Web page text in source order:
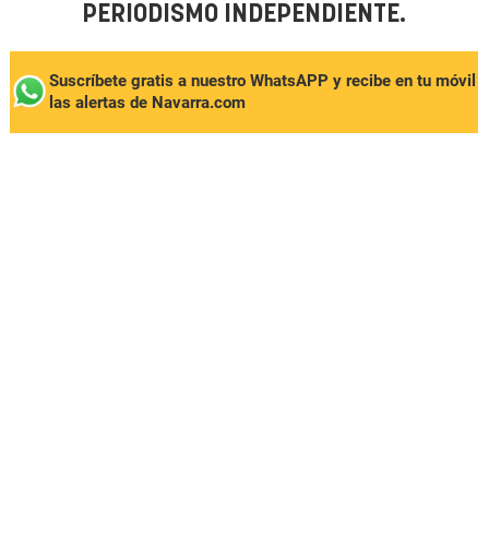
PERIODISMO INDEPENDIENTE.
Suscríbete gratis a nuestro WhatsAPP y recibe en tu móvil
las alertas de Navarra.com